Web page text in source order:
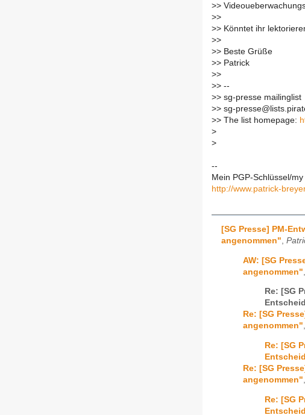
>>
>>
>> Könntet ihr
>>
>> Beste Grüße
>> Patrick
>>
>> --
>> sg-presse mailinglist
>> sg-
>> The list homepage:
>
>
--
Mein PGP-Schlüssel/
http://www.patrick-
[SG Presse] PM-
angenommen",
AW: [SG
angenommen"
Re: [SG
Re: [SG
angenommen",
Re: [SG
Re: [SG
angenommen",
Re: [SG